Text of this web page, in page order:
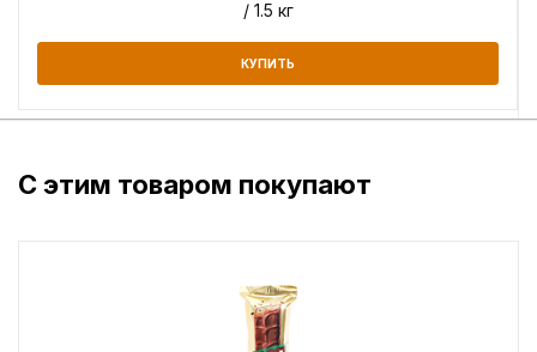
/ 1.5 кг
КУПИТЬ
С этим товаром покупают